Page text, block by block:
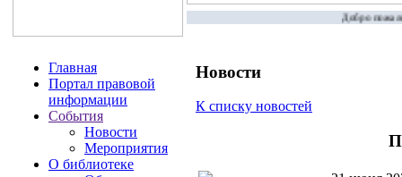
Добро
Главная
Портал правовой
информации
События
Новости
Мероприятия
О библиотеке
Новости
К списку новостей